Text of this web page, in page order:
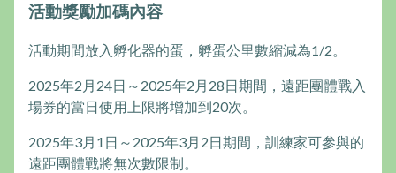
活動獎勵加碼內容
活動期間放入孵化器的蛋，孵蛋公里數縮減為1/2。
2025年2月24日～2025年2月28日期間，遠距團體戰入
場券的當日使用上限將增加到20次。
2025年3月1日～2025年3月2日期間，訓練家可參與的
遠距團體戰將無次數限制。